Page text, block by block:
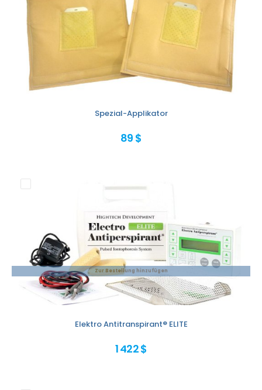
Spezial-Applikator
89 $
Zur Bestellung hinzufügen
Elektro Antitranspirant® ELITE
1 422 $